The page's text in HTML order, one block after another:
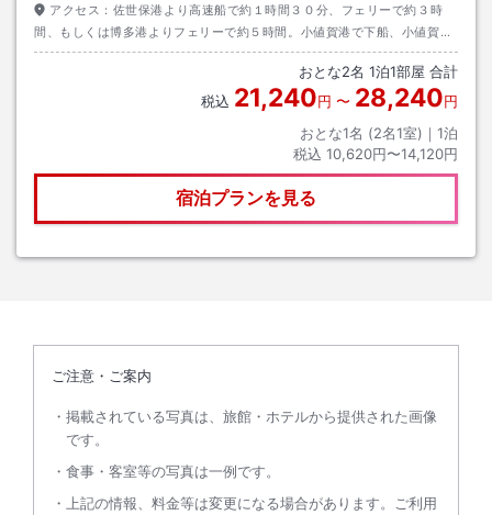
アクセス： 佐世保港より高速船で約１時間３０分、フェリーで約３時
間、もしくは博多港よりフェリーで約５時間。小値賀港で下船、小値賀港
より徒歩約１５分（ご希望に応じて小値賀港より送迎あり）
おとな2名 1泊1部屋 合計
税込 21,240円 〜 28,240円
おとな1名 (2名1室)｜ 1泊
税込 10,620円〜14,120円
宿泊プランを見る
ご注意・ご案内
掲載されている写真は、旅館・ホテルから提供された画像
です。
食事・客室等の写真は一例です。
上記の情報、料金等は変更になる場合があります。ご利用